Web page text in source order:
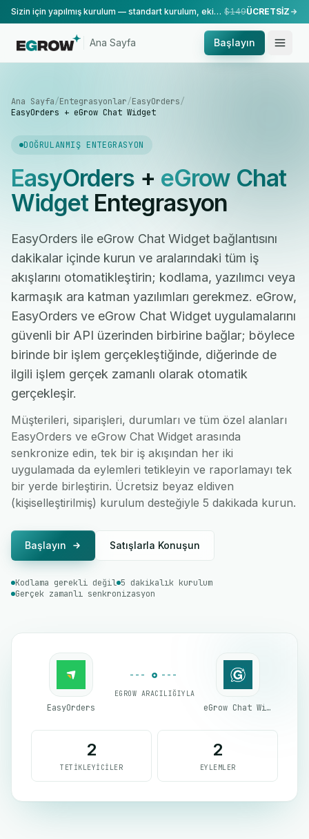
Sizin için yapılmış kurulum — standart kurulum, ekibimiz tarafından yapılır. $149ÜCRETSİZ
Ana Sayfa Başlayın
Ana Sayfa/Entegrasyonlar/EasyOrders/
EasyOrders + eGrow Chat Widget
DOĞRULANMIŞ ENTEGRASYON
EasyOrders+ eGrow Chat
WidgetEntegrasyon
EasyOrders ile eGrow Chat Widget bağlantısını
dakikalar içinde kurun ve aralarındaki tüm iş
akışlarını otomatikleştirin; kodlama, yazılımcı veya
karmaşık ara katman yazılımları gerekmez. eGrow,
EasyOrders ve eGrow Chat Widget uygulamalarını
güvenli bir API üzerinden birbirine bağlar; böylece
birinde bir işlem gerçekleştiğinde, diğerinde de
ilgili işlem gerçek zamanlı olarak otomatik
gerçekleşir.
Müşterileri, siparişleri, durumları ve tüm özel alanları
EasyOrders ve eGrow Chat Widget arasında
senkronize edin, tek bir iş akışından her iki
uygulamada da eylemleri tetikleyin ve raporlamayı tek
bir yerde birleştirin. Ücretsiz beyaz eldiven
(kişiselleştirilmiş) kurulum desteğiyle 5 dakikada kurun.
Başlayın Satışlarla Konuşun
Kodlama gerekli değil 5 dakikalık kurulum
Gerçek zamanlı senkronizasyon
EasyOrders
EGROW ARACILIĞIYLA
eGrow Chat Widget
2
TETIKLEYICILER
2
EYLEMLER